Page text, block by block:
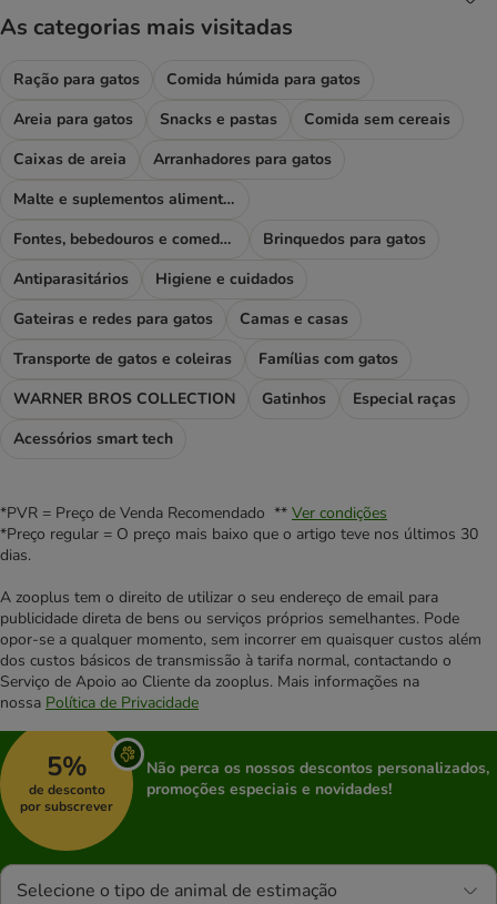
As categorias mais visitadas
Ração para gatos
Comida húmida para gatos
Areia para gatos
Snacks e pastas
Comida sem cereais
Caixas de areia
Arranhadores para gatos
Malte e suplementos alimentares
Fontes, bebedouros e comedouros
Brinquedos para gatos
Antiparasitários
Higiene e cuidados
Gateiras e redes para gatos
Camas e casas
Transporte de gatos e coleiras
Famílias com gatos
WARNER BROS COLLECTION
Gatinhos
Especial raças
Acessórios smart tech
*PVR = Preço de Venda Recomendado ** Ver condições
*Preço regular = O preço mais baixo que o artigo teve nos últimos 30
dias.
A zooplus tem o direito de utilizar o seu endereço de email para
publicidade direta de bens ou serviços próprios semelhantes. Pode
opor-se a qualquer momento, sem incorrer em quaisquer custos além
dos custos básicos de transmissão à tarifa normal, contactando o
Serviço de Apoio ao Cliente da zooplus. Mais informações na
nossa Política de Privacidade
5%
de desconto
por subscrever
Não perca os nossos descontos personalizados,
promoções especiais e novidades!
Selecione o tipo de animal de estimação